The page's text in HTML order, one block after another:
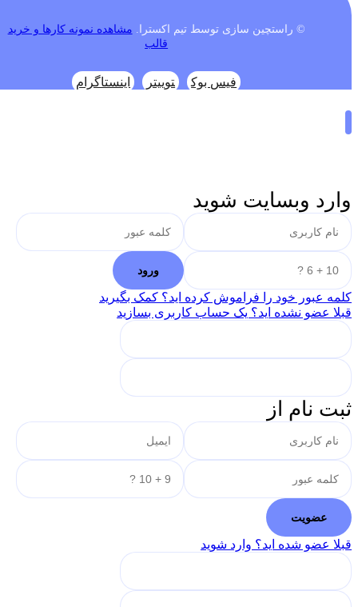
© راستچین سازی توسط تیم اکسترا. مشاهده نمونه کارها و خرید
قالب
فیس بوک توییتر اینستاگرام
وارد وبسایت شوید
کلمه عبور خود را فراموش کرده اید؟ کمک بگیرید
قبلا عضو نشده اید؟ یک حساب کاربری بسازید
ثبت نام از
قبلا عضو شده اید؟ وارد شوید